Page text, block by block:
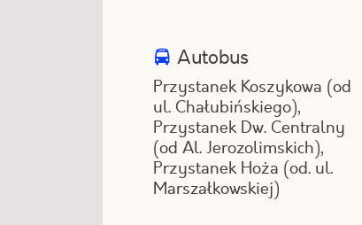
Autobus
Przystanek Koszykowa (od
ul. Chałubińskiego),
Przystanek Dw. Centralny
(od Al. Jerozolimskich),
Przystanek Hoża (od. ul.
Marszałkowskiej)